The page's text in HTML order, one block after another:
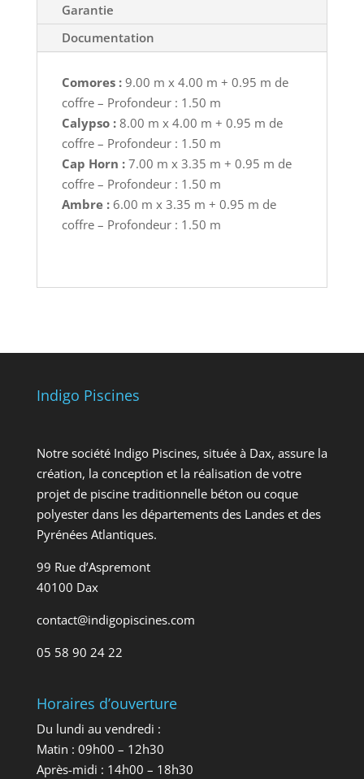
Garantie
Documentation
Comores :9.00 m x 4.00 m + 0.95 m de
coffre – Profondeur : 1.50 m
Calypso :8.00 m x 4.00 m + 0.95 m de
coffre – Profondeur : 1.50 m
Cap Horn :7.00 m x 3.35 m + 0.95 m de
coffre – Profondeur : 1.50 m
Ambre :6.00 m x 3.35 m + 0.95 m de
coffre – Profondeur : 1.50 m
Indigo Piscines
Notre société Indigo Piscines, située à Dax, assure la
création, la conception et la réalisation de votre
projet de piscine traditionnelle béton ou coque
polyester dans les départements des Landes et des
Pyrénées Atlantiques.
99 Rue d’Aspremont
40100 Dax
contact@indigopiscines.com
05 58 90 24 22
Horaires d’ouverture
Du lundi au vendredi :
Matin : 09h00 – 12h30
Après-midi : 14h00 – 18h30